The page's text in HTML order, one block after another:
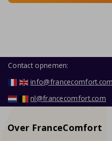
Contact opnemen:
info@francecomfort.com
nl@francecomfort.com
Over FranceComfort